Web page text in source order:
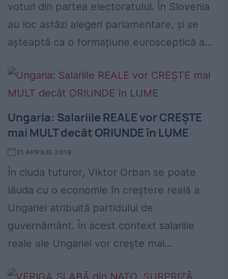
voturi din partea electoratului. În Slovenia
au loc astăzi alegeri parlamentare, și se
așteaptă ca o formațiune eurosceptică a...
Ungaria: Salariile REALE vor CREŞTE
mai MULT decât ORIUNDE în LUME
21 APRILIE 2018
În ciuda tuturor, Viktor Orban se poate
lăuda cu o economie în creştere reală a
Ungariei atribuită partidului de
guvernământ. În acest context salariile
reale ale Ungariei vor crește mai...